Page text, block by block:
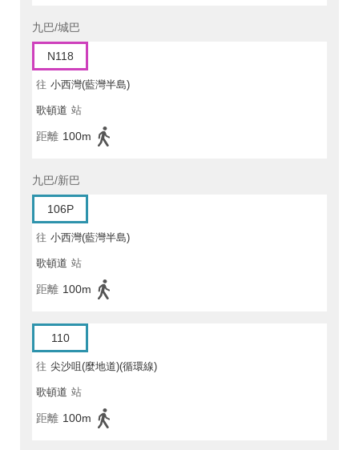
九巴/城巴
N118
往 小西灣(藍灣半島)
歌頓道 站
距離 100m
九巴/新巴
106P
往 小西灣(藍灣半島)
歌頓道 站
距離 100m
110
往 尖沙咀(麼地道)(循環線)
歌頓道 站
距離 100m